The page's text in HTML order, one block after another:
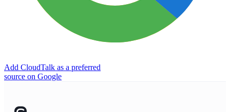
Add CloudTalk as a preferred
source on Google